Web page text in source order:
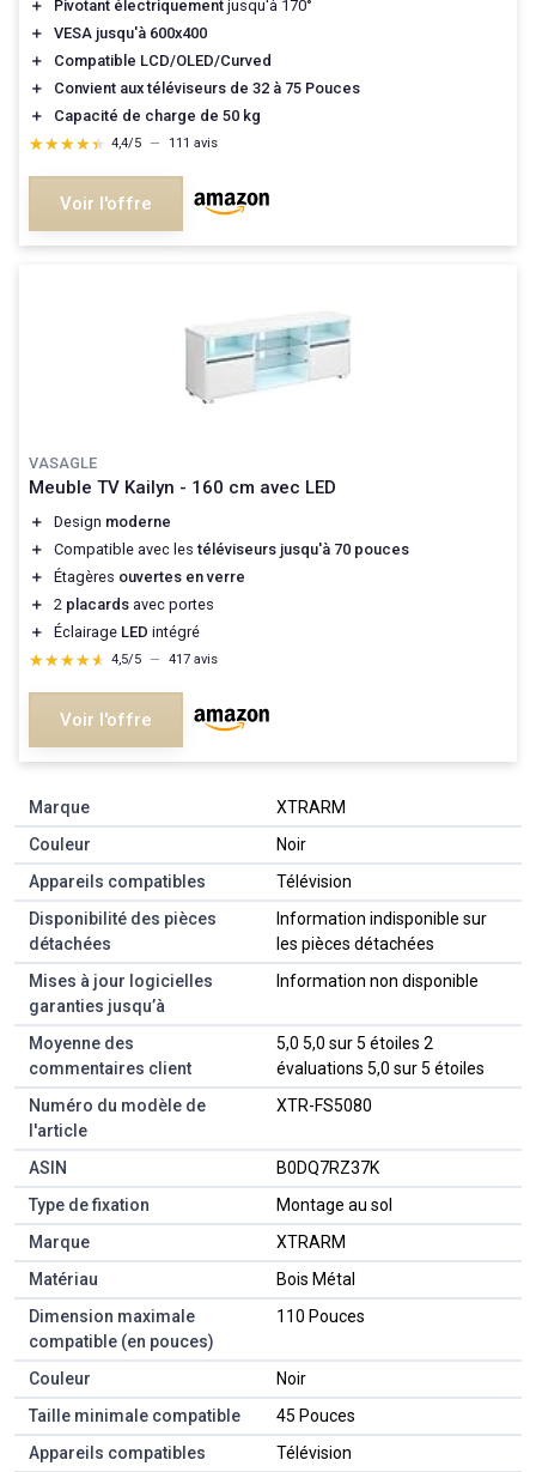
＋ Pivotant électriquement jusqu'à 170°
＋
VESA jusqu'à 600x400
＋
Compatible LCD/OLED/Curved
＋
Convient aux téléviseurs de 32 à 75 Pouces
＋
Capacité de charge de 50 kg
★★★★★
★★★★★ 4,4/5 — 111 avis
Voir l'offre
VASAGLE
Meuble TV Kailyn - 160 cm avec LED
＋ Design moderne
＋
Compatible avec les téléviseurs jusqu'à 70 pouces
＋
Étagères ouvertes en verre
＋
2 placards avec portes
＋
Éclairage LED intégré
★★★★★
★★★★★ 4,5/5 — 417 avis
Voir l'offre
Marque
‎XTRARM
Couleur
‎Noir
Appareils compatibles
‎Télévision
Disponibilité des pièces
détachées
‎Information indisponible sur
les pièces détachées
Mises à jour logicielles
garanties jusqu’à
‎Information non disponible
Moyenne des
commentaires client
5,0 5,0 sur 5 étoiles 2
évaluations 5,0 sur 5 étoiles
Numéro du modèle de
l'article
XTR-FS5080
ASIN
B0DQ7RZ37K
Type de fixation
Montage au sol
Marque
XTRARM
Matériau
Bois Métal
Dimension maximale
compatible (en pouces)
110 Pouces
Couleur
Noir
Taille minimale compatible
45 Pouces
Appareils compatibles
Télévision